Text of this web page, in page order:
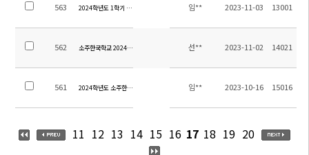
563 2024학년도 1학기 신전편입학 전형 일정 안내임** 2023-11-03 13001
562 소주한국학교 2024학년도 교원 초빙 추가 공고선** 2023-11-02 14021
561 2024학년도 소주한국학교 초빙 교원 재공고(물리1, 중국어1)
임** 2023-10-16 15016
11 12 13 14 15 16 17 18 19 20